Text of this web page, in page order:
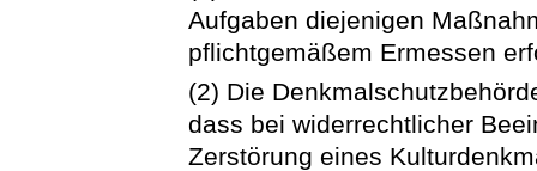
Aufgaben diejenigen
pflichtgemäßem Ermessen
(2) Die
dass bei widerrechtlicher
Zerstörung eines